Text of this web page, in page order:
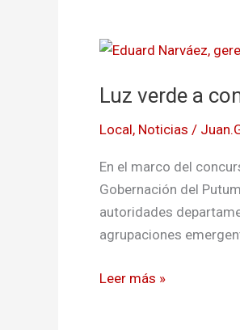
Luz verde a
Local, Noticias /
En el marco del
Gobernación del
autoridades
agrupaciones
Luz
para
festival
de
música
campesina
Leer más »